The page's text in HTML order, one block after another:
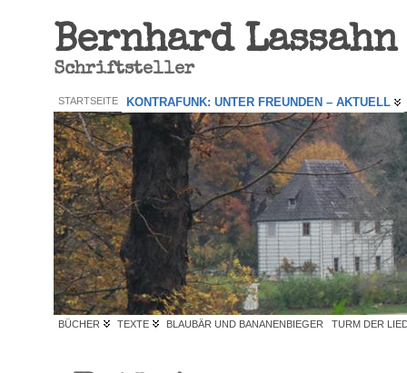
Bernhard Lassahn
Schriftsteller
STARTSEITE KONTRAFUNK: UNTER FREUNDEN – AKTUELL
BÜCHER TEXTE BLAUBÄR UND BANANENBIEGER TURM DER